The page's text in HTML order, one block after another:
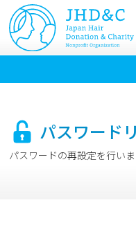
パスワード
パスワードの再設定を行いま